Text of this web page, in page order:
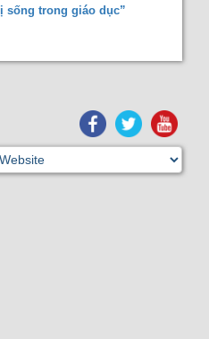
sống trong giáo dục”